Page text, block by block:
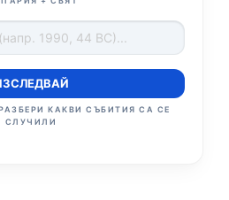
КАКВИ СЪБИТИЯ СА СЕ
СЛУЧИЛИ